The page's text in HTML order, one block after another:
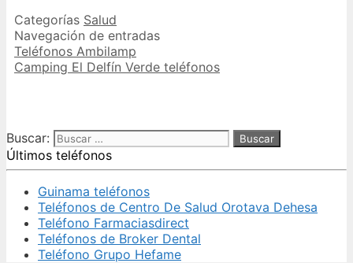
Categorías Salud
Navegación de entradas
Teléfonos Ambilamp
Camping El Delfín Verde teléfonos
Buscar:
Últimos teléfonos
Guinama teléfonos
Teléfonos de Centro De Salud Orotava Dehesa
Teléfono Farmaciasdirect
Teléfonos de Broker Dental
Teléfono Grupo Hefame